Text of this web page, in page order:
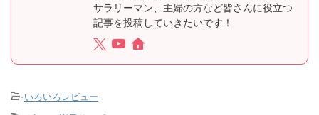
サラリーマン、主婦の方など皆さんに役立つ
記事を投稿していきたいです！
-いろいろレビュー